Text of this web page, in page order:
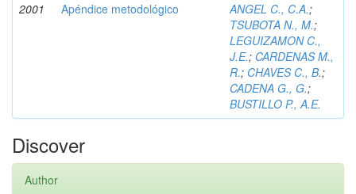
2001
Apéndice metodológico ANGEL C., C.A.;
TSUBOTA N., M.;
LEGUIZAMON C.,
J.E.; CARDENAS M.,
R.; CHAVES C., B.;
CADENA G., G.;
BUSTILLO P., A.E.
Discover
Author